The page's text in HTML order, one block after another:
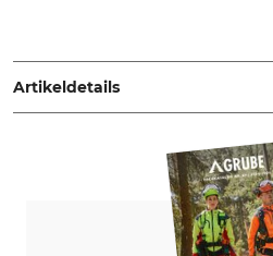
Poland, www.cellfast.de
Artikeldetails
Modellbezeichnung
33